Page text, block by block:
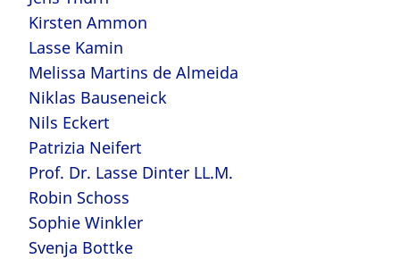
Kirsten Ammon
Lasse Kamin
Melissa Martins de Almeida
Niklas Bauseneick
Nils Eckert
Patrizia Neifert
Prof. Dr. Lasse Dinter LL.M.
Robin Schoss
Sophie Winkler
Svenja Bottke